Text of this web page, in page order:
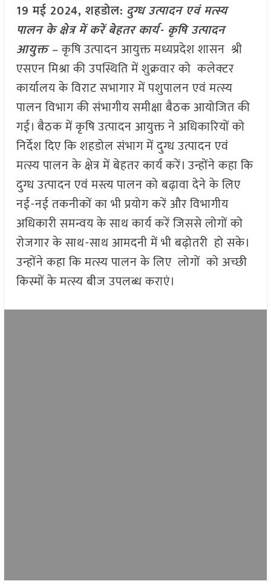
19 मई 2024, शहडोल: दुग्ध उत्पादन एवं मत्स्य
पालन के क्षेत्र में करें बेहतर कार्य- कृषि उत्पादन
आयुक्त –कृषि उत्पादन आयुक्त मध्यप्रदेश शासन श्री
एसएन मिश्रा की उपस्थिति में शुक्रवार को कलेक्टर
कार्यालय के विराट सभागार में पशुपालन एवं मत्स्य
पालन विभाग की संभागीय समीक्षा बैठक आयोजित की
गई। बैठक में कृषि उत्पादन आयुक्त ने अधिकारियों को
निर्देश दिए कि शहडोल संभाग में दुग्ध उत्पादन एवं
मत्स्य पालन के क्षेत्र में बेहतर कार्य करें। उन्होंने कहा कि
दुग्ध उत्पादन एवं मस्त्य पालन को बढ़ावा देने के लिए
नई-नई तकनीकों का भी प्रयोग करें और विभागीय
अधिकारी समन्वय के साथ कार्य करें जिससे लोगों को
रोजगार के साथ-साथ आमदनी में भी बढ़ोतरी हो सके।
उन्होंने कहा कि मत्स्य पालन के लिए लोगों को अच्छी
किस्मों के मत्स्य बीज उपलब्ध कराएं।